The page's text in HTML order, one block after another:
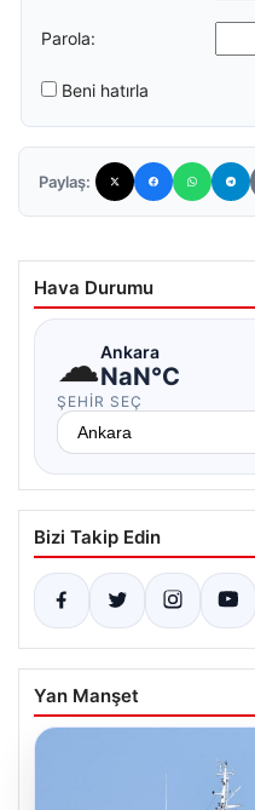
Parola:
Beni hatırla
Paylaş:
Hava Durumu
☁Ankara
NaN°C
ŞEHIR SEÇ
Bizi Takip Edin
Yan Manşet